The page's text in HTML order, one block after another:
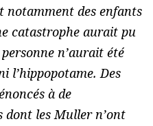
notamment des enfants
catastrophe aurait pu
n’aurait été
l’hippopotame. Des
à de
dont les Muller n’ont